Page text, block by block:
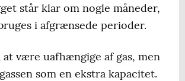
står klar om nogle måneder,
i afgrænsede perioder.
være uafhængige af gas, men
som en ekstra kapacitet.